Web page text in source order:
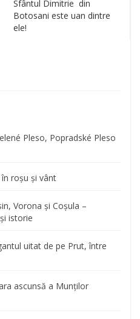
Sfântul Dimitrie din
Botosani este uan dintre
ele!
Pleso, Popradské Pleso
roșu și vânt
Vorona și Coșula –
istorie
uitat de pe Prut, între
ascunsă a Munților